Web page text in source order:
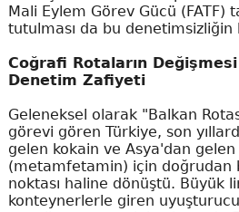
Mali Eylem Görev Gücü (FATF)
tutulması da bu
Coğrafi Rotaların
Denetim Zafiyeti
Geleneksel olarak "Balkan
görevi gören Türkiye, son
gelen kokain ve Asya'dan
(metamfetamin) için doğrudan
noktası haline dönüştü. Büyük
konteynerlerle giren